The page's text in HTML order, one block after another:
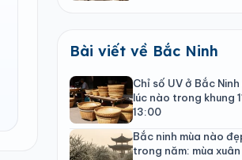
Bài viết về Bắc Ninh
Chỉ số UV ở Bắc
lúc nào trong khung
13:00
Bắc ninh mùa nào
trong năm: mùa